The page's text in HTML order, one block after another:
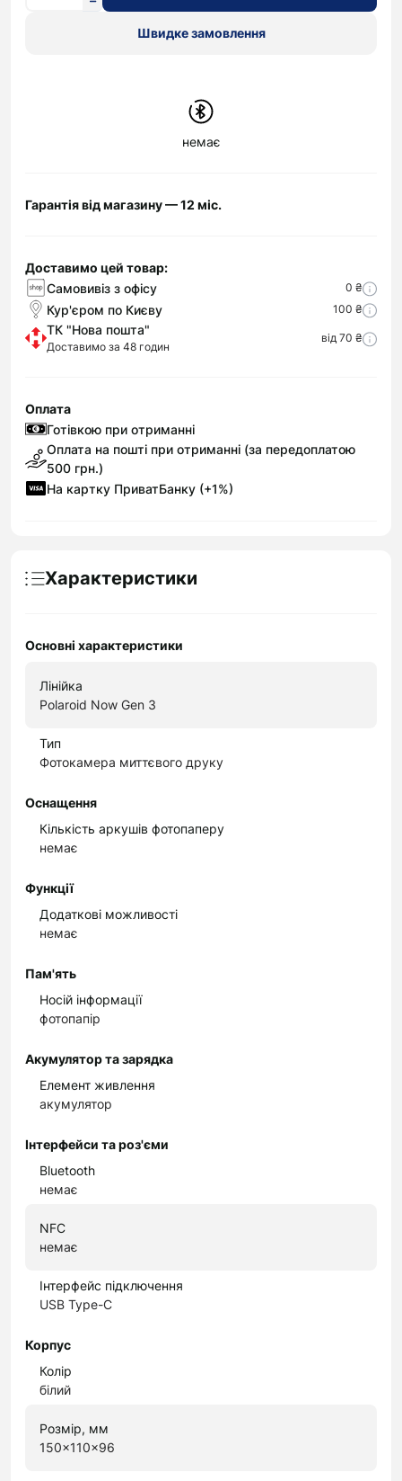
Швидке замовлення
немає
Гарантія від магазину — 12 міс.
Доставимо цей товар:
Самовивіз з офісу
0 ₴
Кур'єром по Києву 100 ₴
ТК "Нова пошта"
Доставимо за 48 годин
від 70 ₴
Оплата
Готівкою при отриманні
Оплата на пошті при отриманні (за передоплатою
500 грн.)
На картку ПриватБанку (+1%)
Характеристики
Основні характеристики
Лінійка
Polaroid Now Gen 3
Тип
Фотокамера миттєвого друку
Оснащення
Кількість аркушів фотопаперу
немає
Функції
Додаткові можливості
немає
Пам'ять
Носій інформації
фотопапір
Акумулятор та зарядка
Елемент живлення
акумулятор
Інтерфейси та роз'єми
Bluetooth
немає
NFC
немає
Інтерфейс підключення
USB Type-C
Корпус
Колір
білий
Розмір, мм
150x110x96